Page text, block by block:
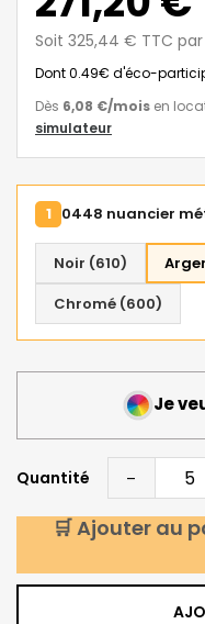
Soit 325,44 € TTC
Dont 0.49€ d'éco-
Dès 6,08 €/mois en
simulateur
1 0448 nuancier
Noir (610)
Chromé (600)
Je
Quantité -
🛒 Ajouter au